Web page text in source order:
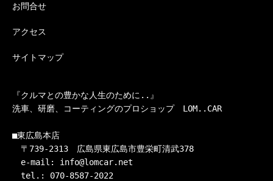
お問合せ
アクセス
サイトマップ
『クルマとの豊かな人生のために..』
洗車、研磨、コーティングのプロショップ　LOM..CAR
■東広島本店
〒739-2313　広島県東広島市豊栄町清武378
e-mail: info@lomcar.net
tel.: 070-8587-2022